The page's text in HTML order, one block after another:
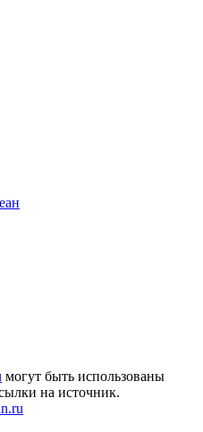
могут быть использованы
на источник.